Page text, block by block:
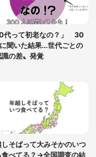
あなたにこれをあげる」
さんに握らされたもの
代って初老なの？」 30
聞いた結果...世代ごとの
識の差〟発覚
しそばって大みそかのいつ
食べてる？→全国調査の結